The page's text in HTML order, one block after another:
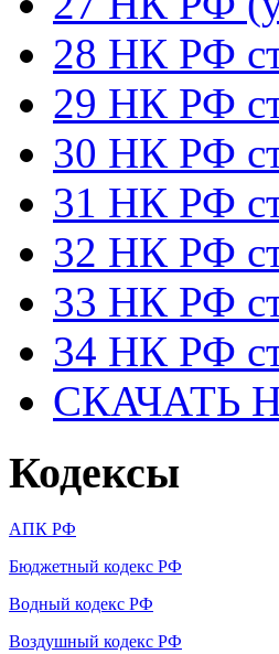
28 НК РФ
29 НК РФ
30 НК РФ
31 НК РФ
32 НК РФ
33 НК РФ
34 НК РФ
СКАЧАТЬ
Кодексы
АПК РФ
Бюджетный кодекс РФ
Водный кодекс РФ
Воздушный кодекс РФ